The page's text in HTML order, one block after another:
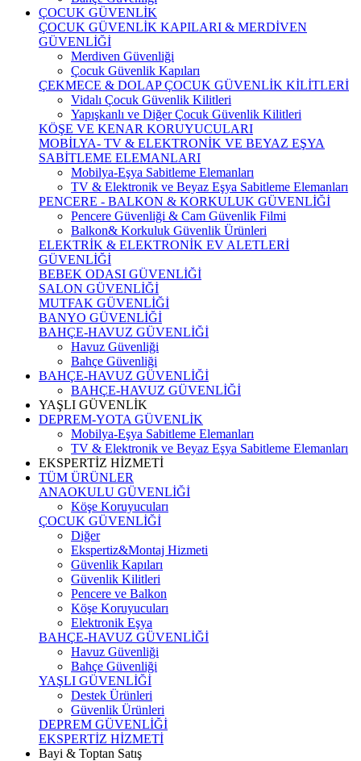
ÇOCUK GÜVENLİK
ÇOCUK GÜVENLİK KAPILARI & MERDİVEN
GÜVENLİĞİ
Merdiven Güvenliği
Çocuk Güvenlik Kapıları
ÇEKMECE & DOLAP ÇOCUK GÜVENLİK KİLİTLERİ
Vidalı Çocuk Güvenlik Kilitleri
Yapışkanlı ve Diğer Çocuk Güvenlik Kilitleri
KÖŞE VE KENAR KORUYUCULARI
MOBİLYA- TV & ELEKTRONİK VE BEYAZ EŞYA
SABİTLEME ELEMANLARI
Mobilya-Eşya Sabitleme Elemanları
TV & Elektronik ve Beyaz Eşya Sabitleme Elemanları
PENCERE - BALKON & KORKULUK GÜVENLİĞİ
Pencere Güvenliği & Cam Güvenlik Filmi
Balkon& Korkuluk Güvenlik Ürünleri
ELEKTRİK & ELEKTRONİK EV ALETLERİ
GÜVENLİĞİ
BEBEK ODASI GÜVENLİĞİ
SALON GÜVENLİĞİ
MUTFAK GÜVENLİĞİ
BANYO GÜVENLİĞİ
BAHÇE-HAVUZ GÜVENLİĞİ
Havuz Güvenliği
Bahçe Güvenliği
BAHÇE-HAVUZ GÜVENLİĞİ
BAHÇE-HAVUZ GÜVENLİĞİ
YAŞLI GÜVENLİK
DEPREM-YOTA GÜVENLİK
Mobilya-Eşya Sabitleme Elemanları
TV & Elektronik ve Beyaz Eşya Sabitleme Elemanları
EKSPERTİZ HİZMETİ
TÜM ÜRÜNLER
ANAOKULU GÜVENLİĞİ
Köşe Koruyucuları
ÇOCUK GÜVENLİĞİ
Diğer
Ekspertiz&Montaj Hizmeti
Güvenlik Kapıları
Güvenlik Kilitleri
Pencere ve Balkon
Köşe Koruyucuları
Elektronik Eşya
BAHÇE-HAVUZ GÜVENLİĞİ
Havuz Güvenliği
Bahçe Güvenliği
YAŞLI GÜVENLİĞİ
Destek Ürünleri
Güvenlik Ürünleri
DEPREM GÜVENLİĞİ
EKSPERTİZ HİZMETİ
Bayi & Toptan Satış